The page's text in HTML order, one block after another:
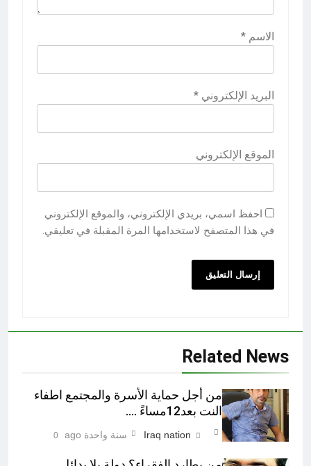
الاسم *
البريد الإلكتروني *
الموقع الإلكتروني
احفظ اسمي، بريدي الإلكتروني، والموقع الإلكتروني
في هذا المتصفح لاستخدامها المرة المقبلة في تعليقي.
Related News
من أجل حماية الأسرة والمجتمع اطفاء
النت بعد12مساءً ….
Iraq nation سنة واحدة ago 0